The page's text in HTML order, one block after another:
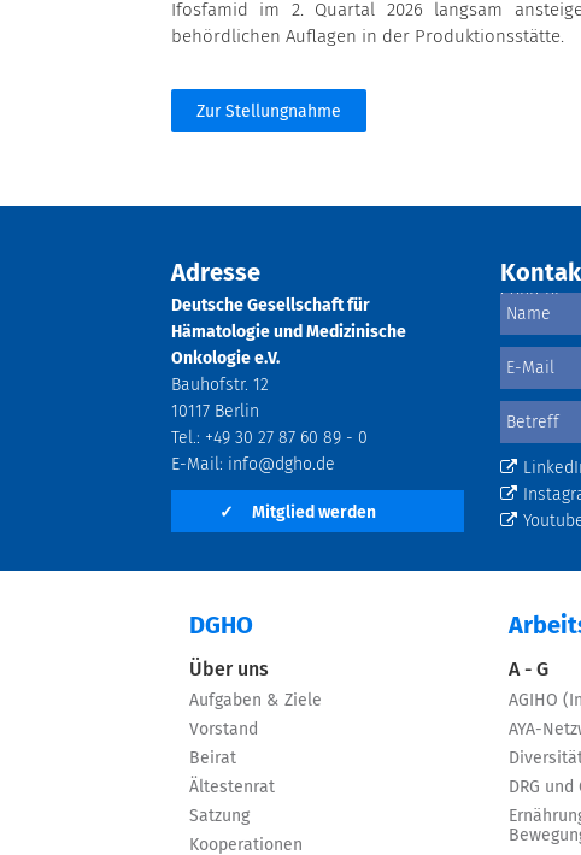
Ifosfamid im 2. Quartal 2026 langsam
behördlichen Auflagen in der Produktionsstätte.
Zur Stellungnahme
Adresse
Deutsche Gesellschaft für
Hämatologie und Medizinische
Onkologie e.V.
Bauhofstr. 12
10117 Berlin
Tel.: +49 30 27 87 60 89 - 0
E-Mail: info@dgho.de
✓ Mitglied werden
DGHO
Über uns
Aufgaben & Ziele
Vorstand
Beirat
Ältestenrat
Satzung
Kooperationen
A - G
AGIHO
AYA-
DRG